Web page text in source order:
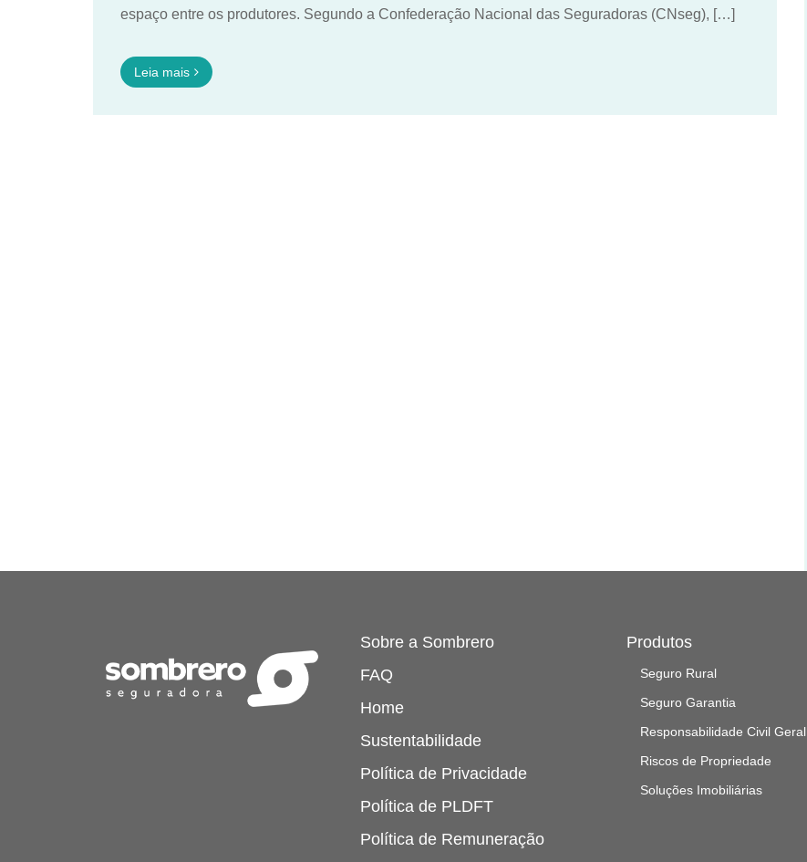
espaço entre os produtores. Segundo a Confederação Nacional das Seguradoras (CNseg), […]
Leia mais
Sobre a Sombrero
FAQ
Home
Sustentabilidade
Política de Privacidade
Política de PLDFT
Política de Remuneração
Produtos
Seguro Rural
Seguro Garantia
Responsabilidade Civil Geral
Riscos de Propriedade
Soluções Imobiliárias